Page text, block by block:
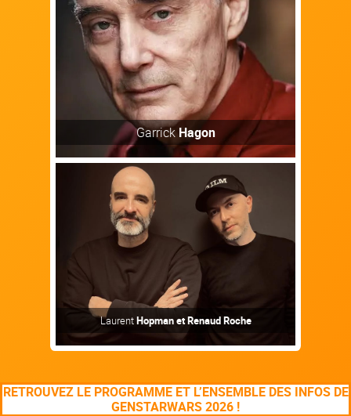
Garrick Hagon
LaurentHopman et Renaud Roche
Artiste
Découvrir
RETROUVEZ LE PROGRAMME ET L’ENSEMBLE DES INFOS DE
GENSTARWARS 2026 !